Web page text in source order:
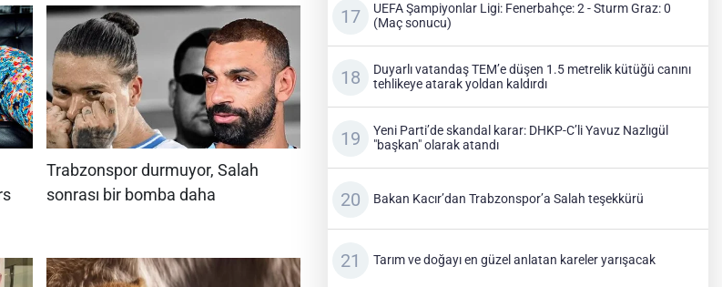
UEFA Şampiyonlar Ligi: Fenerbahçe: 2 - Sturm Graz: 0
(Maç sonucu)
Duyarlı vatandaş TEM’e düşen 1.5 metrelik kütüğü canını
tehlikeye atarak yoldan kaldırdı
Yeni Parti’de skandal karar: DHKP-C’li Yavuz Nazlıgül
"başkan" olarak atandı
Bakan Kacır’dan Trabzonspor’a Salah teşekkürü
Tarım ve doğayı en güzel anlatan kareler yarışacak